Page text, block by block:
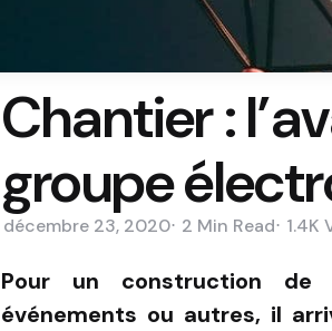
Chantier :
groupe
décembre 23, 2020 2 Min Read 1.4K
Pour un construction de
événements ou autres, il